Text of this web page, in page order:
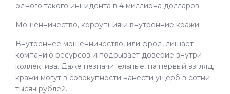
одного такого инцидента в 4 миллиона долларов.
Мошенничество, коррупция и внутренние кражи
Внутреннее мошенничество, или фрод, лишает
компанию ресурсов и подрывает доверие внутри
коллектива. Даже незначительные, на первый взгляд,
кражи могут в совокупности нанести ущерб в сотни
тысяч рублей.